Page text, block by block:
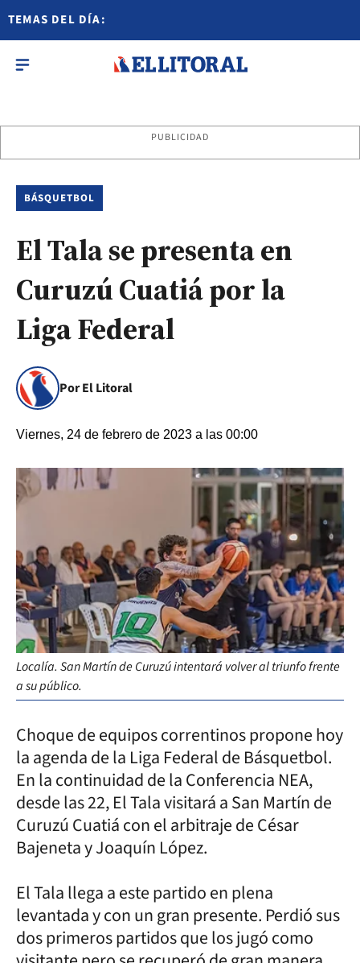
TEMAS DEL DÍA:
PUBLICIDAD
BÁSQUETBOL
El Tala se presenta en
Curuzú Cuatiá por la
Liga Federal
Por El Litoral
Viernes, 24 de febrero de 2023 a las 00:00
Localía. San Martín de Curuzú intentará volver al triunfo frente
a su público.
Choque de equipos correntinos propone hoy
la agenda de la Liga Federal de Básquetbol.
En la continuidad de la Conferencia NEA,
desde las 22, El Tala visitará a San Martín de
Curuzú Cuatiá con el arbitraje de César
Bajeneta y Joaquín López.
El Tala llega a este partido en plena
levantada y con un gran presente. Perdió sus
dos primeros partidos que los jugó como